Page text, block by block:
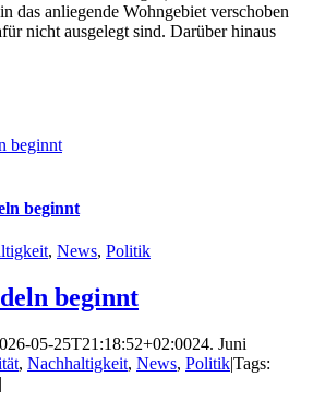
das anliegende Wohngebiet verschoben
nicht ausgelegt sind. Darüber hinaus
beginnt
beginnt
, News, Politik
beginnt
05-25T21:18:52+02:0024. Juni
, Nachhaltigkeit, News, Politik|Tags:
|